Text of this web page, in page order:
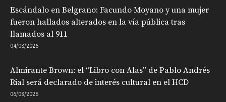
Escándalo en Belgrano: Facundo Moyano y una mujer
fueron hallados alterados en la vía pública tras
llamados al 911
04/08/2026
Almirante Brown: el “Libro con Alas” de Pablo Andrés
Rial será declarado de interés cultural en el HCD
06/08/2026